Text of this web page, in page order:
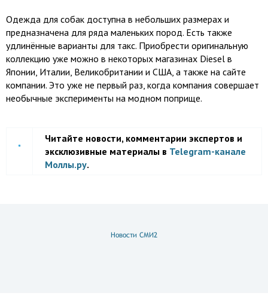
Одежда для собак доступна в небольших размерах и
предназначена для ряда маленьких пород. Есть также
удлинённые варианты для такс. Приобрести оригинальную
коллекцию уже можно в некоторых магазинах Diesel в
Японии, Италии, Великобритании и США, а также на сайте
компании. Это уже не первый раз, когда компания совершает
необычные эксперименты на модном поприще.
Читайте новости, комментарии экспертов и
эксклюзивные материалы в Telegram-канале
Моллы.ру.
Новости СМИ2